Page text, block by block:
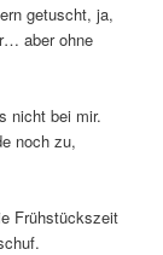
getuscht, ja,
aber ohne
nicht bei mir.
noch zu,
Frühstückszeit